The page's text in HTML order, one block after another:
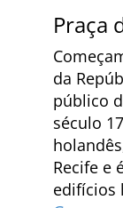
Praça
da
público
século
Recife e
edifícios